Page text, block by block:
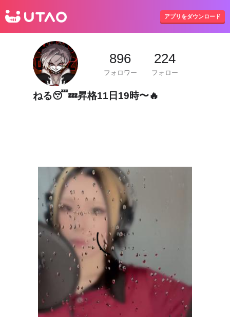
アプリをダウンロード
896
フォロワー
224
フォロー
ねる😴💤昇格11日19時〜🔥